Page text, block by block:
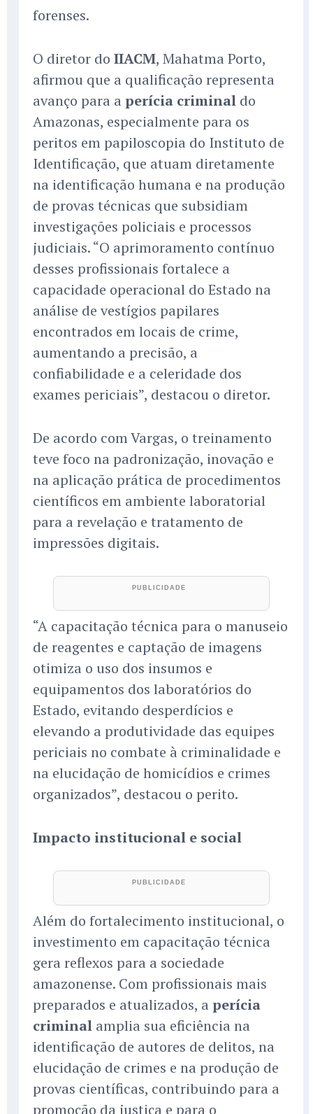
forenses.
O diretor do IIACM, Mahatma Porto,
afirmou que a qualificação representa
avanço para a perícia criminal do
Amazonas, especialmente para os
peritos em papiloscopia do Instituto de
Identificação, que atuam diretamente
na identificação humana e na produção
de provas técnicas que subsidiam
investigações policiais e processos
judiciais. “O aprimoramento contínuo
desses profissionais fortalece a
capacidade operacional do Estado na
análise de vestígios papilares
encontrados em locais de crime,
aumentando a precisão, a
confiabilidade e a celeridade dos
exames periciais”, destacou o diretor.
De acordo com Vargas, o treinamento
teve foco na padronização, inovação e
na aplicação prática de procedimentos
científicos em ambiente laboratorial
para a revelação e tratamento de
impressões digitais.
“A capacitação técnica para o manuseio
de reagentes e captação de imagens
otimiza o uso dos insumos e
equipamentos dos laboratórios do
Estado, evitando desperdícios e
elevando a produtividade das equipes
periciais no combate à criminalidade e
na elucidação de homicídios e crimes
organizados”, destacou o perito.
Impacto institucional e social
Além do fortalecimento institucional, o
investimento em capacitação técnica
gera reflexos para a sociedade
amazonense. Com profissionais mais
preparados e atualizados, a perícia
criminal amplia sua eficiência na
identificação de autores de delitos, na
elucidação de crimes e na produção de
provas científicas, contribuindo para a
promoção da justiça e para o